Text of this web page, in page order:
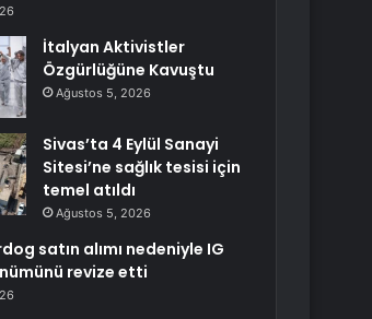
İtalyan Aktivistler
Özgürlüğüne Kavuştu
Ağustos 5, 2026
Sivas’ta 4 Eylül Sanayi
Sitesi’ne sağlık tesisi için
temel atıldı
Ağustos 5, 2026
satın alımı nedeniyle IG
revize etti